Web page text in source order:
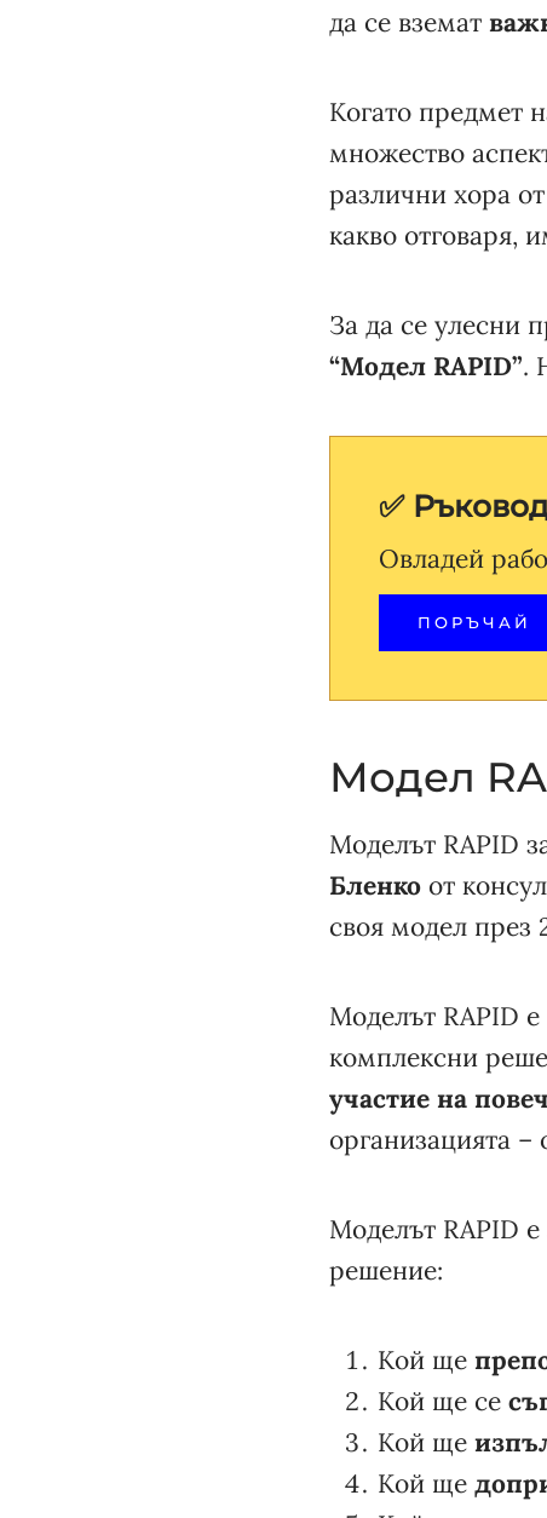
да се вземат
Когато предмет
множество
различни хора
какво отговаря,
За да се улесни
“Модел RAPID”.
✅
Овладей
ПОРЪЧАЙ
Модел
Моделът RAPID
Бленко от
своя модел през
Моделът RAPID е
комплексни
участие на
организацията
Моделът RAPID
решение:
Кой ще
Кой ще се
Кой ще
Кой ще